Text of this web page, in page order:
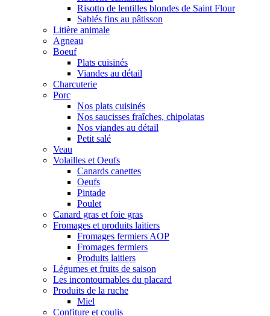
Risotto de lentilles blondes de Saint Flour
Sablés fins au pâtisson
Litière animale
Agneau
Boeuf
Plats cuisinés
Viandes au détail
Charcuterie
Porc
Nos plats cuisinés
Nos saucisses fraîches, chipolatas
Nos viandes au détail
Petit salé
Veau
Volailles et Oeufs
Canards canettes
Oeufs
Pintade
Poulet
Canard gras et foie gras
Fromages et produits laitiers
Fromages fermiers AOP
Fromages fermiers
Produits laitiers
Légumes et fruits de saison
Les incontournables du placard
Produits de la ruche
Miel
Confiture et coulis